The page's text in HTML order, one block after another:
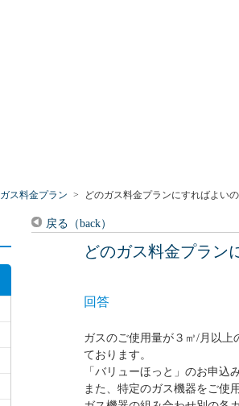
ガス料金プラン > どのガス料金プランにすればよいの
戻る（back）
どのガス料金プラン
回答
ガスのご使用量が３㎥/月以上
ております。
「バリューほっと」のお申込
また、特定のガス機器をご使